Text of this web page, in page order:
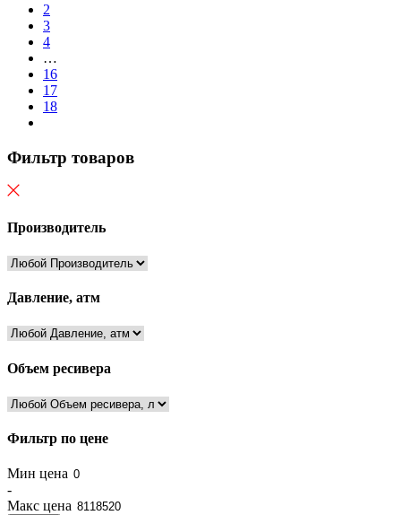
2
3
4
…
16
17
18
Фильтр товаров
Производитель
Давление, атм
Объем ресивера
Фильтр по цене
Мин цена
-
Макс цена